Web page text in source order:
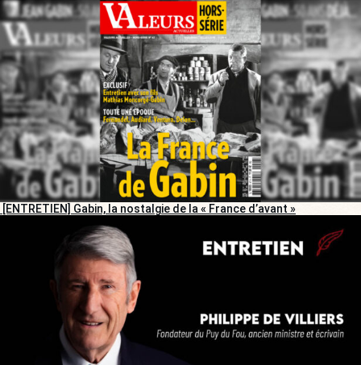
[ENTRETIEN] Gabin, la nostalgie de la « France d’avant »